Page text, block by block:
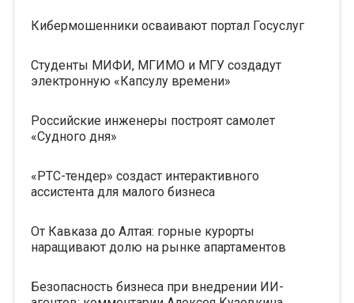
Кибермошенники осваивают портал Госуслуг
Студенты МИФИ, МГИМО и МГУ создадут
электронную «Капсулу времени»
Российские инженеры построят самолет
«Судного дня»
«РТС-тендер» создаст интерактивного
ассистента для малого бизнеса
От Кавказа до Алтая: горные курорты
наращивают долю на рынке апартаментов
Безопасность бизнеса при внедрении ИИ-